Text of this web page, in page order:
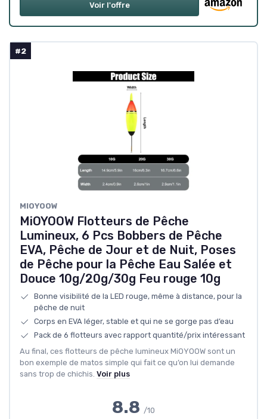
Voir l'offre
#2
‎MIOYOOW
MiOYOOW Flotteurs de Pêche
Lumineux, 6 Pcs Bobbers de Pêche
EVA, Pêche de Jour et de Nuit, Poses
de Pêche pour la Pêche Eau Salée et
Douce 10g/20g/30g Feu rouge 10g
Bonne visibilité de la LED rouge, même à distance, pour la
pêche de nuit
Corps en EVA léger, stable et qui ne se gorge pas d’eau
Pack de 6 flotteurs avec rapport quantité/prix intéressant
Au final, ces flotteurs de pêche lumineux MiOYOOW sont un
bon exemple de matos simple qui fait ce qu’on lui demande
sans trop de chichis. Voir plus
8.8 /10